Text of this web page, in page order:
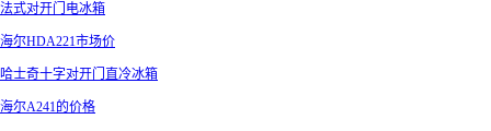
法式对开门电冰箱
海尔HDA221市场价
哈士奇十字对开门直冷冰箱
海尔A241的价格